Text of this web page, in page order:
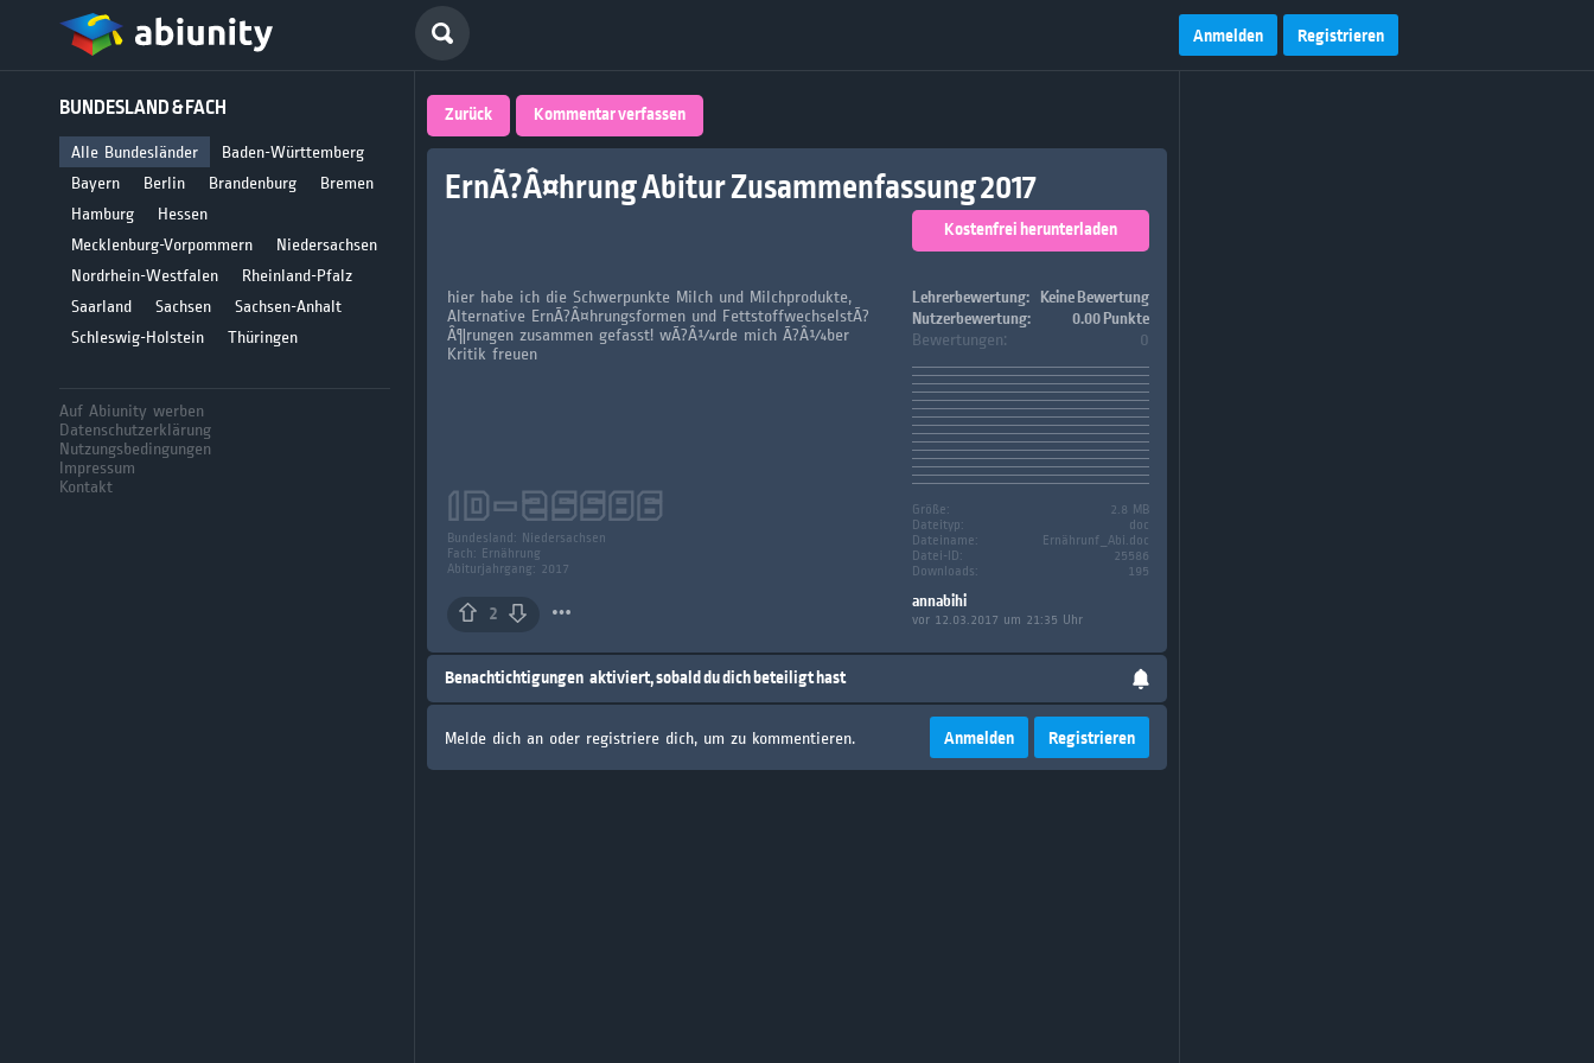
Anmelden Registrieren
BUNDESLAND & FACH
Alle Bundesländer
Baden-Württemberg
Bayern
Berlin Brandenburg
Bremen
Hamburg
Hessen
Mecklenburg-Vorpommern
Niedersachsen
Nordrhein-Westfalen
Rheinland-Pfalz
Saarland
Sachsen
Sachsen-Anhalt
Schleswig-Holstein
Thüringen
Auf Abiunity werben
Datenschutzerklärung
Nutzungsbedingungen
Impressum
Kontakt
Deutschlands
größte Plattform
für Abiturienten
Zurück Kommentar verfassen
ErnÃ?Â¤hrung Abitur Zusammenfassung 2017
Kostenfrei herunterladen
Lehrerbewertung: Keine Bewertung
Nutzerbewertung:
0.00 Punkte
Bewertungen: 0
Größe:
2.8 MB
Dateityp:
doc
Dateiname:
Ernährunf_Abi.doc
Datei-ID:
25586
Downloads:
195
annabihi
vor 12.03.2017 um 21:35 Uhr
hier habe ich die Schwerpunkte Milch und Milchprodukte,
Alternative ErnÃ?Â¤hrungsformen und FettstoffwechselstÃ?
Â¶rungen zusammen gefasst! wÃ?Â¼rde mich Ã?Â¼ber
Kritik freuen
ID-25586
Bundesland: Niedersachsen
Fach: Ernährung
Abiturjahrgang: 2017
2
Benachtichtigungen aktiviert, sobald du dich beteiligt hast
Melde dich an oder registriere dich, um zu kommentieren. Anmelden Registrieren